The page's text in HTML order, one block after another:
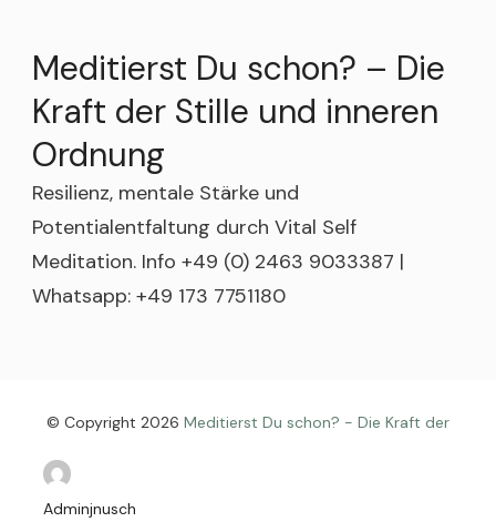
Adminjnusch
Meditierst Du schon? – Die
Kraft der Stille und inneren
Ordnung
Resilienz, mentale Stärke und
Potentialentfaltung durch Vital Self
Meditation. Info +49 (0) 2463 9033387 |
Whatsapp: +49 173 7751180
© Copyright 2026 Meditierst Du schon? - Die Kraft der
Meditation Coach | Developed By
. Powered by